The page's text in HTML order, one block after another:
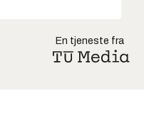
En tjeneste fra